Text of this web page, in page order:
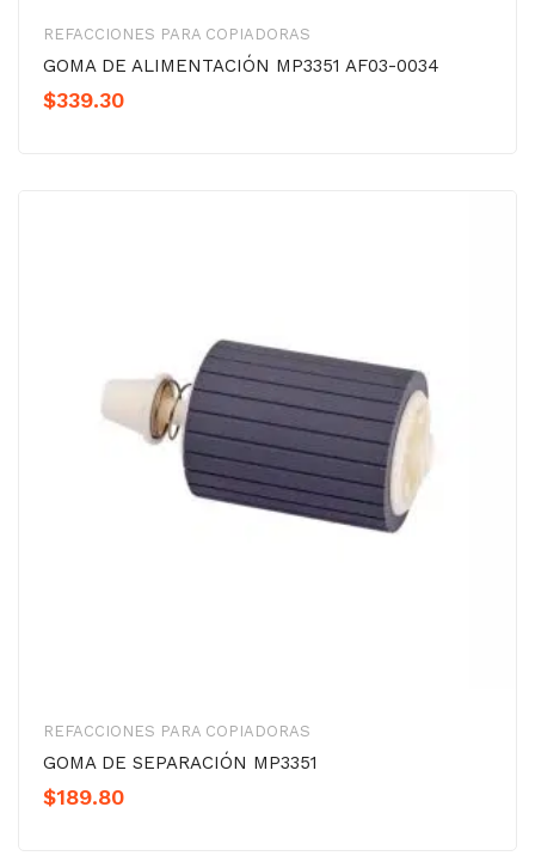
REFACCIONES PARA COPIADORAS
GOMA DE ALIMENTACIÓN MP3351 AF03-0034
$339.30
REFACCIONES PARA COPIADORAS
GOMA DE SEPARACIÓN MP3351
$189.80